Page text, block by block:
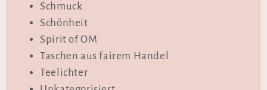
Schmuck
Schönheit
Spirit of OM
Taschen aus fairem Handel
Teelichter